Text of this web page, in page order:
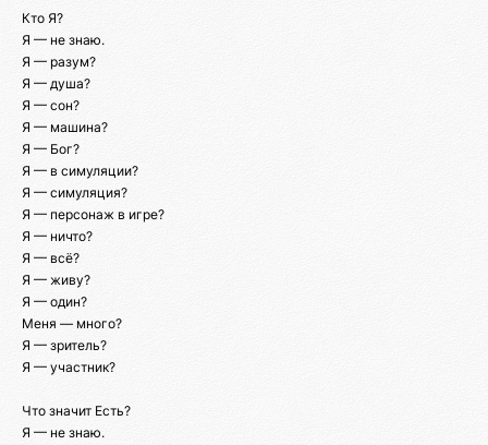
Кто Я?
Я — не знаю.
Я — разум?
Я — душа?
Я — сон?
Я — машина?
Я — Бог?
Я — в симуляции?
Я — симуляция?
Я — персонаж в игре?
Я — ничто?
Я — всё?
Я — живу?
Я — один?
Меня — много?
Я — зритель?
Я — участник?
Что значит Есть?
Я — не знаю.